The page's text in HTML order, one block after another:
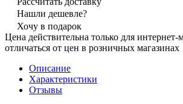
Нашли дешевле?
Хочу в подарок
Цена действительна только для
отличаться от цен в розничных магазинах
Описание
Характеристики
Отзывы